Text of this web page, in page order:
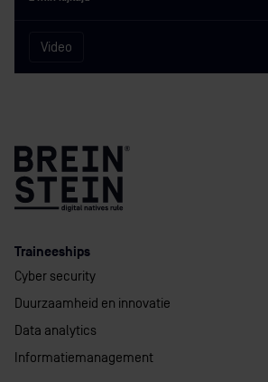
Video
Traineeships
Cyber security
Duurzaamheid en innovatie
Data analytics
Informatiemanagement